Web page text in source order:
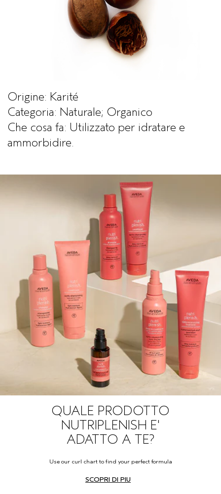
CUOIO CAPELLUTO SENSIBILE
PURE ABUNDANCE
TUTTE LE COLLEZIONI
Origine: Karité
Categoria: Naturale; Organico
Che cosa fa: Utilizzato per idratare e
ammorbidire.
QUALE PRODOTTO
NUTRIPLENISH E'
ADATTO A TE?
Use our curl chart to find your perfect formula
SCOPRI DI PIU